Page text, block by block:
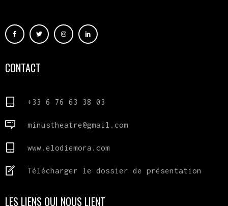
CONTACT
+33 6 76 63 38 03
minustheatre@gmail.com
www.elodiemora.com
Télécharger le dossier de présentation
LES LIENS QUI NOUS LIENT